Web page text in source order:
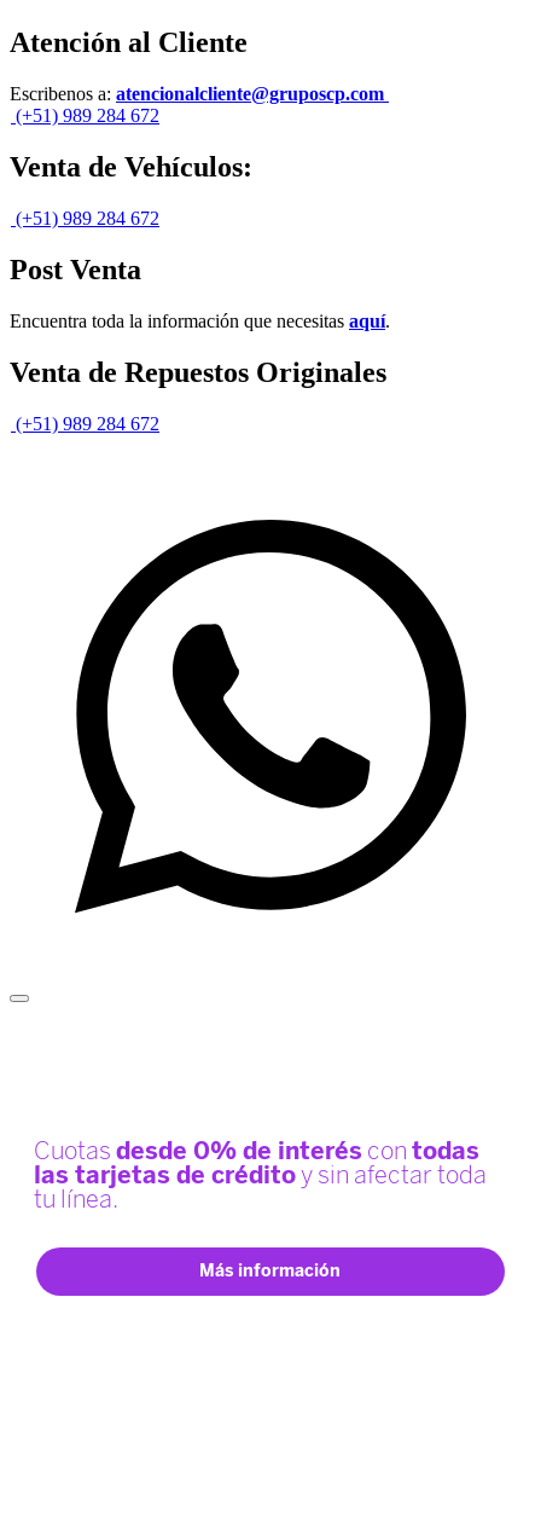
Atención al Cliente
Escribenos a: atencionalcliente@gruposcp.com
(+51) 989 284 672
Venta de Vehículos:
(+51) 989 284 672
Post Venta
Encuentra toda la información que necesitas aquí.
Venta de Repuestos Originales
(+51) 989 284 672